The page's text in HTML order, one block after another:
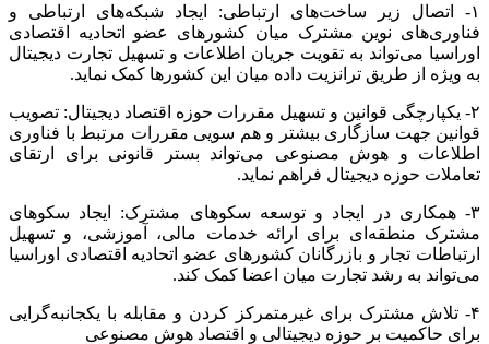
۱- اتصال زیر ساخت‌های ارتباطی: ایجاد شبکه‌های ارتباطی و
فناوری‌های نوین مشترک میان کشورهای عضو اتحادیه اقتصادی
اوراسیا می‌تواند به تقویت جریان اطلاعات و تسهیل تجارت دیجیتال
به ویژه از طریق ترانزیت داده میان این کشورها کمک نماید.
۲- یکپارچگی قوانین و تسهیل مقررات حوزه اقتصاد دیجیتال: تصویب
قوانین جهت سازگاری بیشتر و هم سویی مقررات مرتبط با فناوری
اطلاعات و هوش مصنوعی می‌تواند بستر قانونی برای ارتقای
تعاملات حوزه دیجیتال فراهم نماید.
۳- همکاری در ایجاد و توسعه سکوهای مشترک: ایجاد سکوهای
مشترک منطقه‌ای برای ارائه خدمات مالی، آموزشی، و تسهیل
ارتباطات تجار و بازرگانان کشورهای عضو اتحادیه اقتصادی اوراسیا
می‌تواند به رشد تجارت میان اعضا کمک کند.
۴- تلاش مشترک برای غیرمتمرکز کردن و مقابله با یکجانبه‌گرایی
برای حاکمیت بر حوزه دیجیتالی و اقتصاد هوش مصنوعی